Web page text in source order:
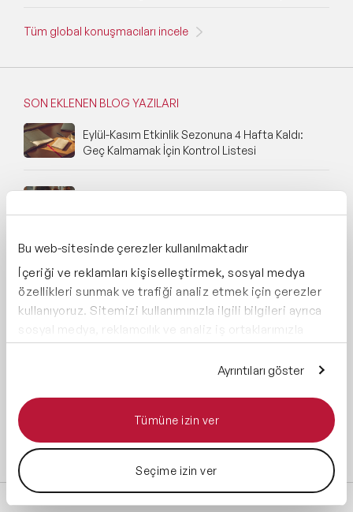
Bu web-sitesinde çerezler kullanılmaktadır
İçeriği ve reklamları kişiselleştirmek, sosyal medya
özellikleri sunmak ve trafiği analiz etmek için çerezler
kullanıyoruz. Sitemizi kullanımınızla ilgili bilgileri ayrıca
sosyal medya, reklamcılık ve analiz iş ortaklarımızla
paylaşabiliriz. İş ortaklarımız, bu bilgileri kendilerine
sağladığınız veya hizmetlerini kullanırken topladıkları
Ayrıntıları göster
Tümüne izin ver
Seçime izin ver
Tüm global konuşmacıları incele
SON EKLENEN BLOG YAZILARI
Eylül-Kasım Etkinlik Sezonuna 4 Hafta Kaldı:
Geç Kalmamak İçin Kontrol Listesi
Hikâyesi
(2026)
Finans-Ekonomi Konuşmacıları Türkiye'de
Nereye Davet Ediliyor
Business Influencer Projesi Nasıl Kurgulanır?
Tüm blog yazılarını incele